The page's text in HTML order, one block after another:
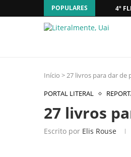
POPULARES 4º
Início >27 livros para dar de
PORTAL LITERAL
27 livros
Escrito por Elis Rouse